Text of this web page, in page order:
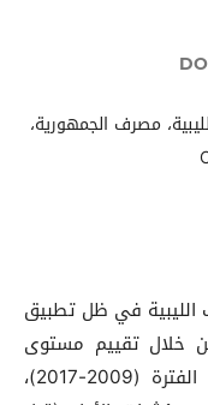
مصرف الجمهورية،
الليبية في ظل تطبيق
خلال تقييم مستوى
الأداء المالي لمصرف الجمهورية خلال الفترة (2009-2017)،